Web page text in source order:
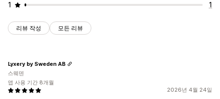
1
1
리뷰 작성 모든 리뷰
2026년 4월 24일
Lyxery by Sweden AB
스웨덴
앱 사용 기간 8개월